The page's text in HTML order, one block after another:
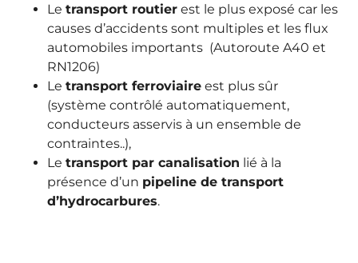
Le transport routier est le plus exposé car les
causes d’accidents sont multiples et les flux
automobiles importants (Autoroute A40 et
RN1206)
Le transport ferroviaire est plus sûr
(système contrôlé automatiquement,
conducteurs asservis à un ensemble de
contraintes..),
Le transport par canalisation lié à la
présence d’un pipeline de transport
d’hydrocarbures.